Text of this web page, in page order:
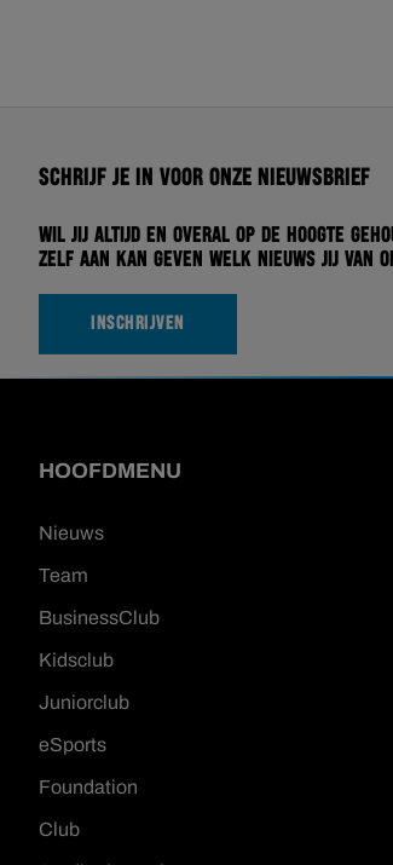
Schrijf je in voor onze nieuwsbrief
Wil jij altijd en overal op de hoogte
zelf aan kan geven welk nieuws jij van
INSCHRIJVEN
HOOFDMENU
Nieuws
Team
BusinessClub
Kidsclub
Juniorclub
eSports
Foundation
Club